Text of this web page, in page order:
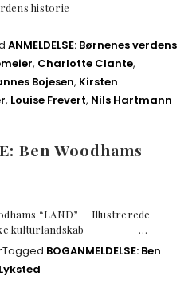
verdens historie
ANMELDELSE: Børnenes verdens
, Charlotte Clante,
Bojesen, Kirsten
, Louise Frevert, Nils Hartmann
Ben Woodhams
“LAND” Illustrerede
kulturlandskab …
Tagged BOGANMELDELSE: Ben